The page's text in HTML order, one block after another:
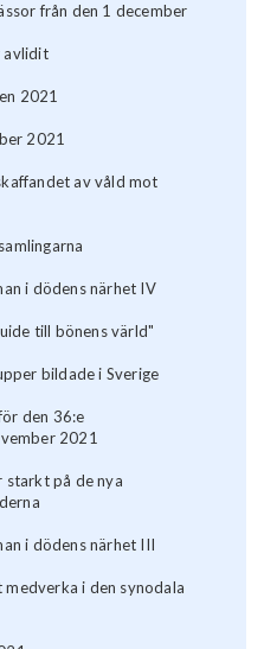
från den 1 december
avlidit
2021
2021
av våld mot
i dödens närhet IV
till bönens värld"
bildade i Sverige
den 36:e
2021
starkt på de nya
i dödens närhet III
i den synodala